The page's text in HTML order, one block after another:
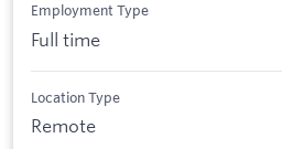
Employment Type
Full time
Location Type
Remote